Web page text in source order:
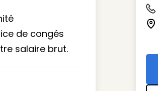
de congés
salaire brut.